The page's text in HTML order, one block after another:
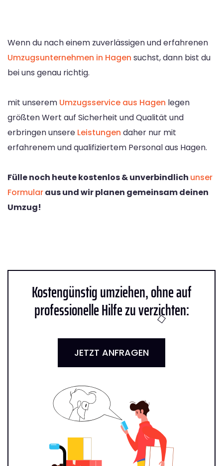
Wenn du nach einem zuverlässigen und erfahrenen
Umzugsunternehmen in Hagen suchst, dann bist du
bei uns genau richtig.
mit unserem Umzugsservice aus Hagen legen
größten Wert auf Sicherheit und Qualität und
erbringen unsere Leistungen daher nur mit
erfahrenem und qualifiziertem Personal aus Hagen.
Fülle noch heute kostenlos & unverbindlich unser
Formularaus und wir planen gemeinsam deinen
Umzug!
Kostengünstig umziehen, ohne auf
professionelle Hilfe zu verzichten:
JETZT ANFRAGEN